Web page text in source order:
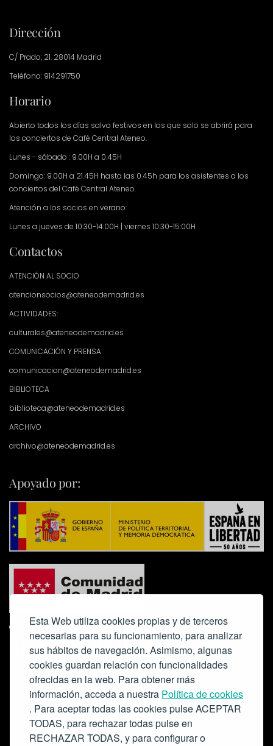
Esta Web utiliza cookies propias y de terceros
necesarias para su funcionamiento, para analizar
sus hábitos de navegación. Asimismo, algunas
cookies guardan relación con funcionalidades
ofrecidas en la web. Para obtener más
información, acceda a nuestra Política de cookies
. Para aceptar todas las cookies pulse ACEPTAR
TODAS, para rechazar todas pulse en
RECHAZAR TODAS, y para configurar o
Dirección
C/ Prado, 21. 28014 Madrid
Teléfono: 914291750
Horario
Abierto todos los días salvo festivos en los que solo se abrirá para
los conciertos de Café Central Ateneo.
Lunes - sábado : 9.00H a 0.45H
Domingo: 9.00H a 21.45H hasta las 0.45h para los asistentes a los
conciertos del Café Central Ateneo.
Atención a los socios en verano:
Lunes a jueves de 10:30-14:00H | viernes 10:30-15:00H
Contactos
ATENCIÓN AL SOCIO
atencionsocios@ateneodemadrid.es
ACTIVIDADES:
culturales@ateneodemadrid.es
COMUNICACIÓN Y PRENSA
comunicacion@ateneodemadrid.es
BIBLIOTECA
biblioteca@ateneodemadrid.es
ARCHIVO
archivo@ateneodemadrid.es
Apoyado por:
Colabora: